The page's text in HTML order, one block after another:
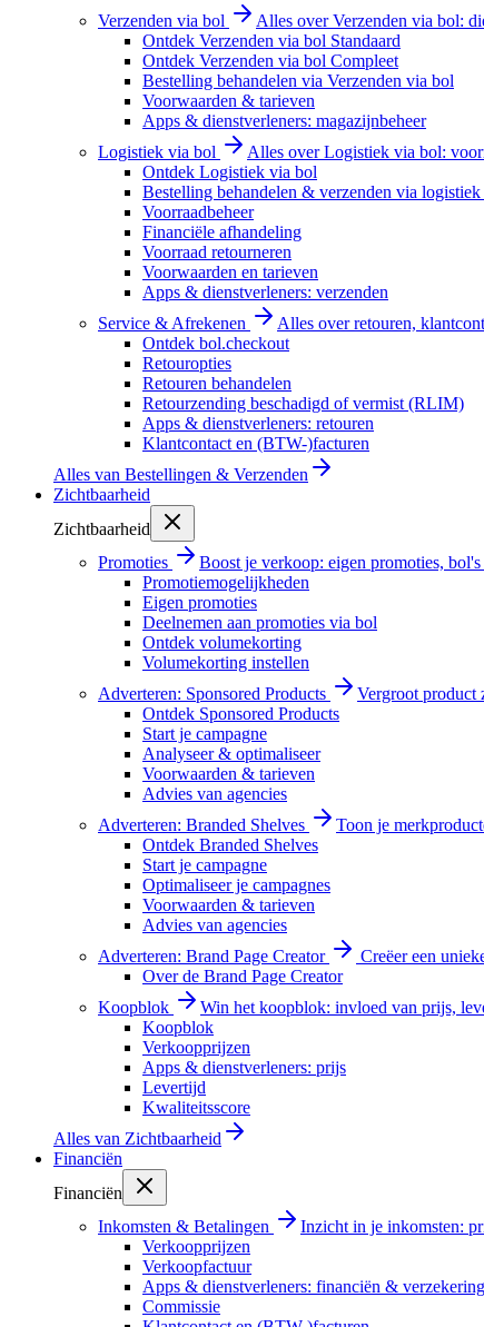
Verzenden via bol
Alles over Verzenden via bol:
Ontdek Verzenden via bol Standaard
Ontdek Verzenden via bol Compleet
Bestelling behandelen via Verzenden via bol
Voorwaarden & tarieven
Apps & dienstverleners: magazijnbeheer
Logistiek via bol
Alles over Logistiek via bol:
Ontdek Logistiek via bol
Bestelling behandelen & verzenden via
Voorraadbeheer
Financiële afhandeling
Voorraad retourneren
Voorwaarden en tarieven
Apps & dienstverleners: verzenden
Service & Afrekenen
Alles over retouren,
Ontdek bol.checkout
Retouropties
Retouren behandelen
Retourzending beschadigd of vermist (RLIM)
Apps & dienstverleners: retouren
Klantcontact en (BTW-)facturen
Alles van Bestellingen & Verzenden
Zichtbaarheid
Zichtbaarheid
Promoties
Boost je verkoop: eigen promoties,
Promotiemogelijkheden
Eigen promoties
Deelnemen aan promoties via bol
Ontdek volumekorting
Volumekorting instellen
Adverteren: Sponsored Products
Vergroot product
Ontdek Sponsored Products
Start je campagne
Analyseer & optimaliseer
Voorwaarden & tarieven
Advies van agencies
Adverteren: Branded Shelves
Toon je
Ontdek Branded Shelves
Start je campagne
Optimaliseer je campagnes
Voorwaarden & tarieven
Advies van agencies
Adverteren: Brand Page Creator
Creëer een
Over de Brand Page Creator
Koopblok
Win het koopblok: invloed van prijs,
Koopblok
Verkoopprijzen
Apps & dienstverleners: prijs
Levertijd
Kwaliteitsscore
Alles van Zichtbaarheid
Financiën
Financiën
Inkomsten & Betalingen
Inzicht in je inkomsten:
Verkoopprijzen
Verkoopfactuur
Apps & dienstverleners: financiën &
Commissie